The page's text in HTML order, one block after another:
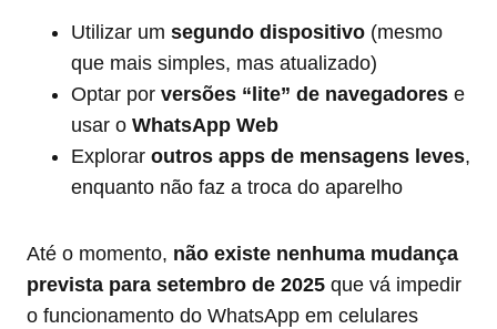
Utilizar um segundo dispositivo (mesmo
que mais simples, mas atualizado)
Optar por versões “lite” de navegadores e
usar o WhatsApp Web
Explorar outros apps de mensagens leves,
enquanto não faz a troca do aparelho
Até o momento, não existe nenhuma mudança
prevista para setembro de 2025 que vá impedir
o funcionamento do WhatsApp em celulares